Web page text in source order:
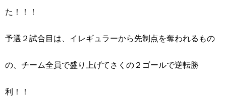
た！！！
予選２試合目は、イレギュラーから先制点を奪われるもの
の、チーム全員で盛り上げてさくの２ゴールで逆転勝
利！！